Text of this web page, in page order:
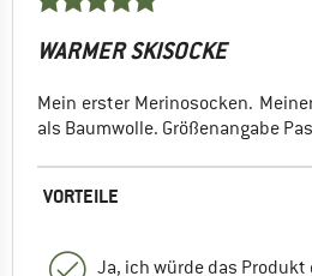
WARMER SKISOCKE
Mein erster Merinosocken.
als Baumwolle. Größenangabe
VORTEILE
Ja, ich würde das Produkt